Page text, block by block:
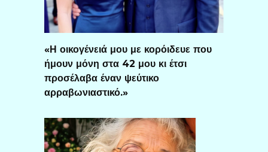
«Η οικογένειά μου με κορόιδευε που
ήμουν μόνη στα 42 μου κι έτσι
προσέλαβα έναν ψεύτικο
αρραβωνιαστικό.»